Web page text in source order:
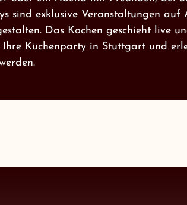
sind exklusive Veranstaltungen
Das Kochen geschieht live
Ihre Küchenparty in Stuttgart und